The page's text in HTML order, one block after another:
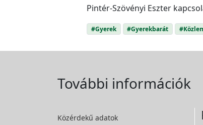
Pintér-Szövényi Eszter
#Gyerek #Gyerekbarát
További információk
Közérdekű adatok